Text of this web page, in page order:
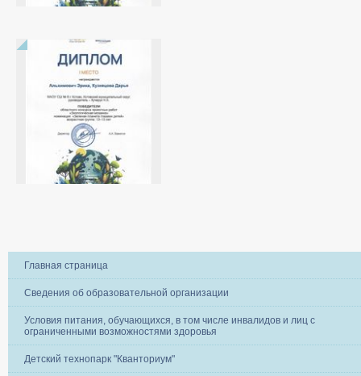
Главная страница
Сведения об образовательной организации
Условия питания, обучающихся, в том числе инвалидов и лиц с
ограниченными возможностями здоровья
Детский технопарк "Кванториум"